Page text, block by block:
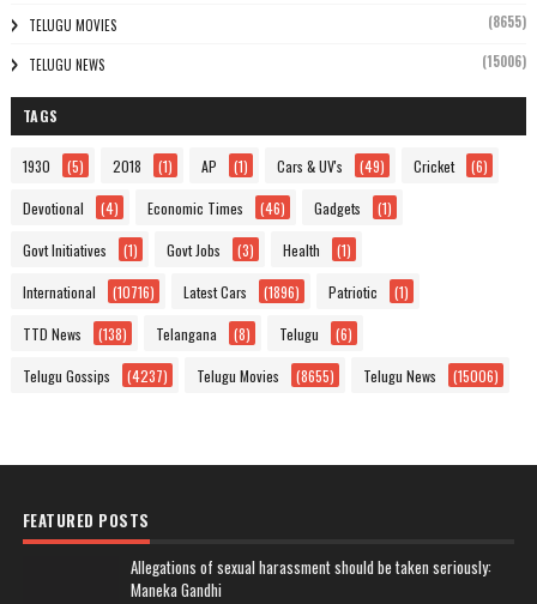
TELUGU MOVIES (8655)
TELUGU NEWS (15006)
TAGS
1930 (5) 2018 (1) AP (1) Cars & UV's (49) Cricket (6)
Devotional (4) Economic Times (46) Gadgets (1)
Govt Initiatives (1) Govt Jobs (3) Health (1)
International (10716) Latest Cars (1896) Patriotic (1)
TTD News (138) Telangana (8) Telugu (6)
Telugu Gossips (4237) Telugu Movies (8655) Telugu News (15006)
FEATURED POSTS
Allegations of sexual harassment should be taken seriously:
Maneka Gandhi